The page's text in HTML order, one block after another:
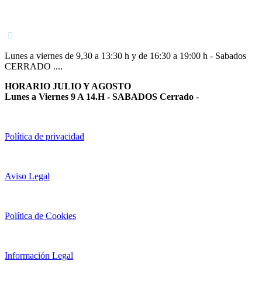
Lunes a viernes de 9,30 a 13:30 h y de 16:30 a 19:00 h - Sabados
CERRADO ....
HORARIO JULIO Y AGOSTO
Lunes a Viernes 9 A 14.H - SABADOS Cerrado -
Política de privacidad
Aviso Legal
Política de Cookies
Información Legal